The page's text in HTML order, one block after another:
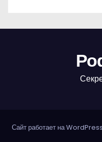
Сайт работает на WordPress